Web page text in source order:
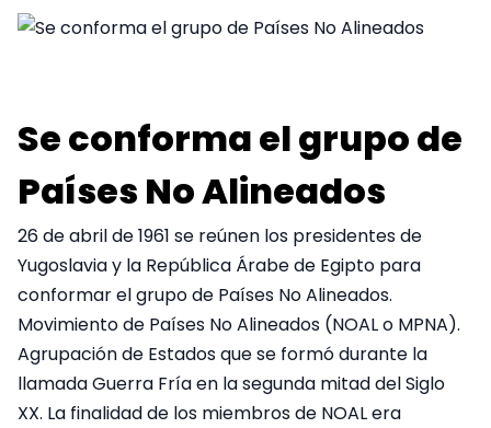
Se conforma el grupo de
Países No Alineados
26 de abril de 1961 se reúnen los presidentes de
Yugoslavia y la República Árabe de Egipto para
conformar el grupo de Países No Alineados.
Movimiento de Países No Alineados (NOAL o MPNA).
Agrupación de Estados que se formó durante la
llamada Guerra Fría en la segunda mitad del Siglo
XX. La finalidad de los miembros de NOAL era